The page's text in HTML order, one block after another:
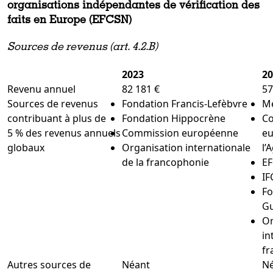
organisations indépendantes de vérification des
faits en Europe (EFCSN)
Sources de revenus (art. 4.2.B)
2023
Revenu annuel
82 181 €
Sources de revenus
contribuant à plus de
5 % des revenus annuels
globaux
Fondation Francis-Lefèbvre
Fondation Hippocrène
Commission européenne
Organisation internationale
de la francophonie
Autres sources de
Néant